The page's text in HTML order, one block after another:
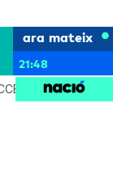
ara mateix
21:48
AGENDA